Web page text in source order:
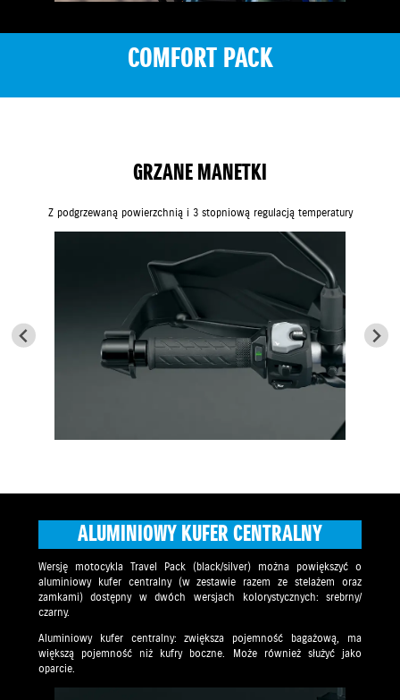
COMFORT PACK
GRZANE MANETKI
Z podgrzewaną powierzchnią i 3 stopniową regulacją temperatury
ALUMINIOWY KUFER CENTRALNY
Wersję motocykla Travel Pack (black/silver) można powiększyć o
aluminiowy kufer centralny (w zestawie razem ze stelażem oraz
zamkami) dostępny w dwóch wersjach kolorystycznych: srebrny/
czarny.
Aluminiowy kufer centralny: zwiększa pojemność bagażową, ma
większą pojemność niż kufry boczne. Może również służyć jako
oparcie.